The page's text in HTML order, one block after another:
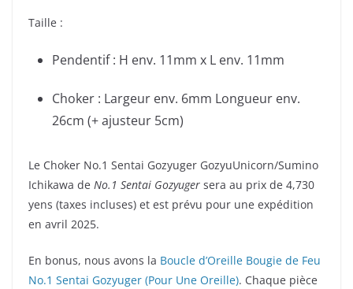
Taille :
Pendentif : H env. 11mm x L env. 11mm
Choker : Largeur env. 6mm Longueur env.
26cm (+ ajusteur 5cm)
Le Choker No.1 Sentai Gozyuger GozyuUnicorn/Sumino
Ichikawa de No.1 Sentai Gozyuger sera au prix de 4,730
yens (taxes incluses) et est prévu pour une expédition
en avril 2025.
En bonus, nous avons la Boucle d’Oreille Bougie de Feu
No.1 Sentai Gozyuger (Pour Une Oreille). Chaque pièce